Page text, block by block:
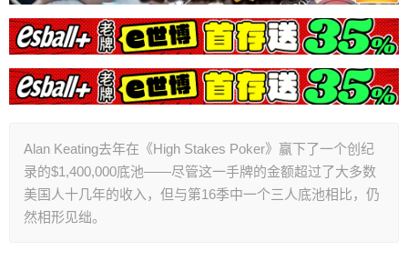
Alan Keating去年在《High Stakes Poker》赢下了一个创纪
录的$1,400,000底池——尽管这一手牌的金额超过了大多数
美国人十几年的收入，但与第16季中一个三人底池相比，仍
然相形见绌。